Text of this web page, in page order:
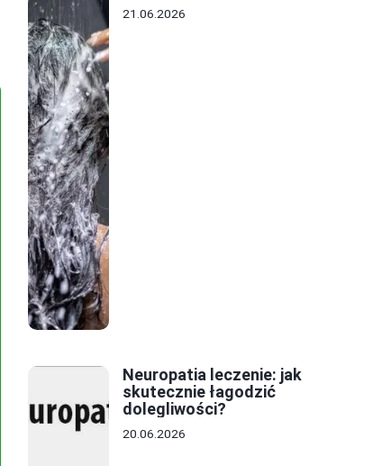
21.06.2026
Neuropatia leczenie: jak
skutecznie łagodzić
dolegliwości?
20.06.2026